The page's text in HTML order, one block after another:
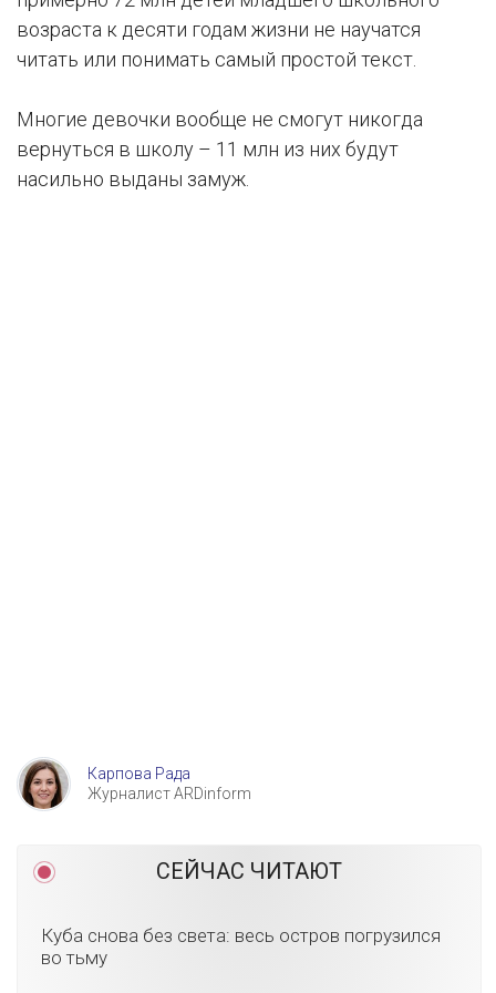
возраста к десяти годам жизни не научатся
читать или понимать самый простой текст.
Многие девочки вообще не смогут никогда
вернуться в школу – 11 млн из них будут
насильно выданы замуж.
Карпова Рада
Журналист ARDinform
СЕЙЧАС ЧИТАЮТ
Куба снова без света: весь остров погрузился
во тьму